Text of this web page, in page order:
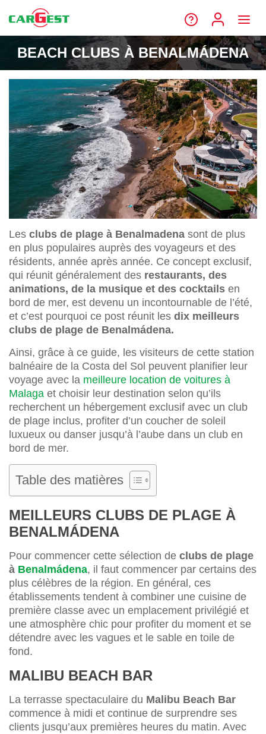
BEACH CLUBS À BENALMÁDENA
Les clubs de plage à Benalmadena sont de plus
en plus populaires auprès des voyageurs et des
résidents, année après année. Ce concept exclusif,
qui réunit généralement des restaurants, des
animations, de la musique et des cocktails en
bord de mer, est devenu un incontournable de l’été,
et c’est pourquoi ce post réunit les dix meilleurs
clubs de plage de Benalmádena.
Ainsi, grâce à ce guide, les visiteurs de cette station
balnéaire de la Costa del Sol peuvent planifier leur
voyage avec la meilleure location de voitures à
Malaga et choisir leur destination selon qu’ils
recherchent un hébergement exclusif avec un club
de plage inclus, profiter d’un coucher de soleil
luxueux ou danser jusqu’à l’aube dans un club en
bord de mer.
Table des matières
MEILLEURS CLUBS DE PLAGE À
BENALMÁDENA
Pour commencer cette sélection de clubs de plage
à Benalmádena, il faut commencer par certains des
plus célèbres de la région. En général, ces
établissements tendent à combiner une cuisine de
première classe avec un emplacement privilégié et
une atmosphère chic pour profiter du moment et se
détendre avec les vagues et le sable en toile de
fond.
MALIBU BEACH BAR
La terrasse spectaculaire du Malibu Beach Bar
commence à midi et continue de surprendre ses
clients jusqu’aux premières heures du matin. Avec